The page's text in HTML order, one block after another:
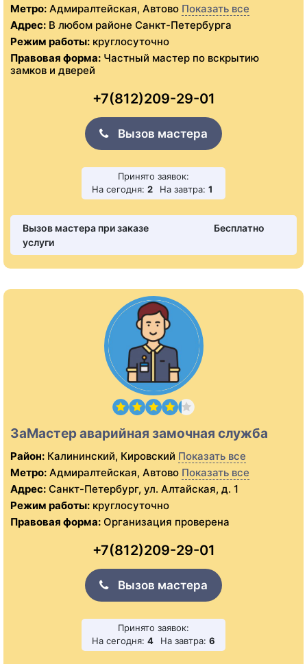
Метро: Адмиралтейская, Автово Показать все
Адрес: В любом районе Санкт-Петербурга
Режим работы: круглосуточно
Правовая форма: Частный мастер по вскрытию
замков и дверей
+7(812)209-29-01
Вызов мастера
Принято заявок:
На сегодня: 2 На завтра: 1
Вызов мастера при заказе
услуги
Бесплатно
ЗаМастер аварийная замочная служба
Район: Калининский, Кировский Показать все
Метро: Адмиралтейская, Автово Показать все
Адрес: Санкт-Петербург, ул. Алтайская, д. 1
Режим работы: круглосуточно
Правовая форма: Организация проверена
+7(812)209-29-01
Вызов мастера
Принято заявок:
На сегодня: 4 На завтра: 6